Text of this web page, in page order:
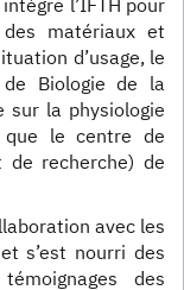
l’IFTH pour
matériaux et
d’usage, le
de Biologie de la
sur la physiologie
que le centre de
de recherche) de
avec les
s’est nourri des
des